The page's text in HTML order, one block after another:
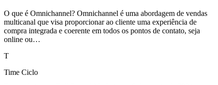
O que é Omnichannel? Omnichannel é uma abordagem de vendas
multicanal que visa proporcionar ao cliente uma experiência de
compra integrada e coerente em todos os pontos de contato, seja
online ou…
T
Time Ciclo